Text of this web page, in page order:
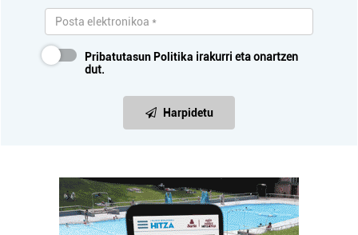
Pribatutasun Politika irakurri eta onartzen
dut.
Harpidetu